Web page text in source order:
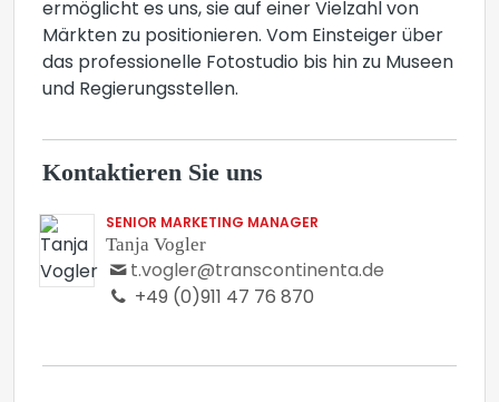
ermöglicht es uns, sie auf einer Vielzahl von
Märkten zu positionieren. Vom Einsteiger über
das professionelle Fotostudio bis hin zu Museen
und Regierungsstellen.
Kontaktieren Sie uns
SENIOR MARKETING MANAGER
Tanja Vogler
t.vogler@transcontinenta.de
+49 (0)911 47 76 870